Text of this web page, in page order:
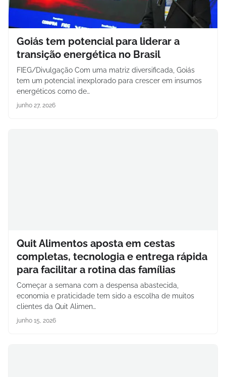
Goiás tem potencial para liderar a
transição energética no Brasil
FIEG/Divulgação Com uma matriz diversificada, Goiás
tem um potencial inexplorado para crescer em insumos
energéticos como de…
junho 27, 2026
Quit Alimentos aposta em cestas
completas, tecnologia e entrega rápida
para facilitar a rotina das famílias
Começar a semana com a despensa abastecida,
economia e praticidade tem sido a escolha de muitos
clientes da Quit Alimen…
junho 15, 2026